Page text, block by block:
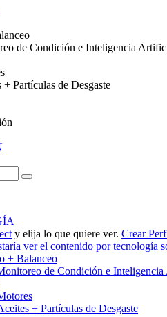
de Condición e Inteligencia
Partículas de Desgaste
y elija lo que quiere ver. Crear
ver el contenido por tecnología
+ Balanceo
de Condición e
+ Partículas de Desgaste